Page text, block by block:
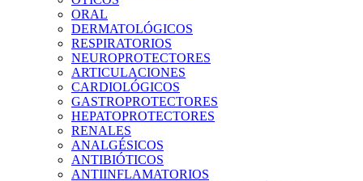
ORAL
DERMATOLÓGICOS
RESPIRATORIOS
NEUROPROTECTORES
ARTICULACIONES
CARDIOLÓGICOS
GASTROPROTECTORES
HEPATOPROTECTORES
RENALES
ANALGÉSICOS
ANTIBIÓTICOS
ANTIINFLAMATORIOS